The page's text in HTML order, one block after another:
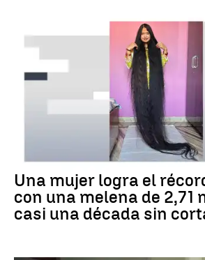
RÉCORD GUINNESS
Una mujer logra el
con una melena de 2,71
casi una década sin